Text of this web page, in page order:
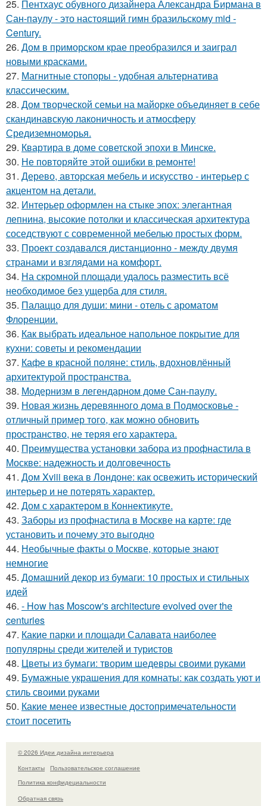
25. Пентхаус обувного дизайнера Александра Бирмана в
Сан-паулу - это настоящий гимн бразильскому mid -
Century.
26. Дом в приморском крае преобразился и заиграл
новыми красками.
27. Магнитные стопоры - удобная альтернатива
классическим.
28. Дом творческой семьи на майорке объединяет в себе
скандинавскую лаконичность и атмосферу
Средиземноморья.
29. Квартира в доме советской эпохи в Минске.
30. Не повторяйте этой ошибки в ремонте!
31. Дерево, авторская мебель и искусство - интерьер с
акцентом на детали.
32. Интерьер оформлен на стыке эпох: элегантная
лепнина, высокие потолки и классическая архитектура
соседствуют с современной мебелью простых форм.
33. Проект создавался дистанционно - между двумя
странами и взглядами на комфорт.
34. На скромной площади удалось разместить всё
необходимое без ущерба для стиля.
35. Палаццо для души: мини - отель с ароматом
Флоренции.
36. Как выбрать идеальное напольное покрытие для
кухни: советы и рекомендации
37. Кафе в красной поляне: стиль, вдохновлённый
архитектурой пространства.
38. Модернизм в легендарном доме Сан-паулу.
39. Новая жизнь деревянного дома в Подмосковье -
отличный пример того, как можно обновить
пространство, не теряя его характера.
40. Преимущества установки забора из профнастила в
Москве: надежность и долговечность
41. Дом Xviii века в Лондоне: как освежить исторический
интерьер и не потерять характер.
42. Дом с характером в Коннектикуте.
43. Заборы из профнастила в Москве на карте: где
установить и почему это выгодно
44. Необычные факты о Москве, которые знают
немногие
45. Домашний декор из бумаги: 10 простых и стильных
идей
46. - How has Moscow's architecture evolved over the
centuries
47. Какие парки и площади Салавата наиболее
популярны среди жителей и туристов
48. Цветы из бумаги: творим шедевры своими руками
49. Бумажные украшения для комнаты: как создать уют и
стиль своими руками
50. Какие менее известные достопримечательности
стоит посетить
© 2026 Идеи дизайна интерьера
Контакты
Пользовательское соглашение
Политика конфидециальности
Обратная связь